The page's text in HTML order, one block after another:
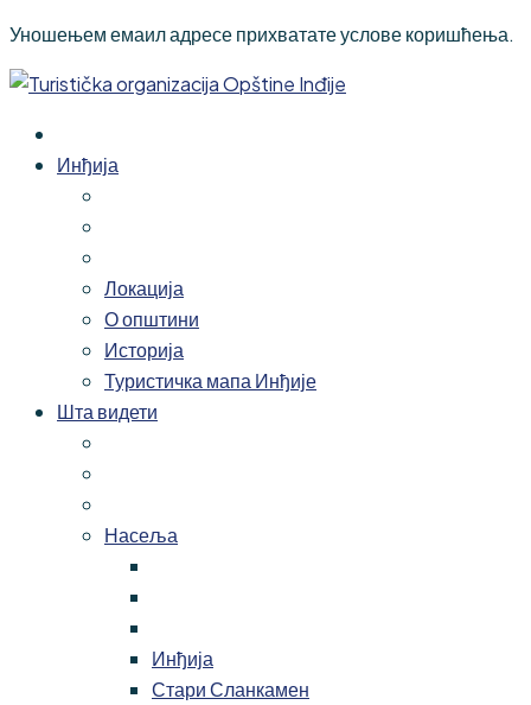
Уношењем емаил адресе прихватате услове коришћења.
Инђија
Локација
О општини
Историја
Туристичка мапа Инђије
Шта видети
Насеља
Инђија
Стари Сланкамен